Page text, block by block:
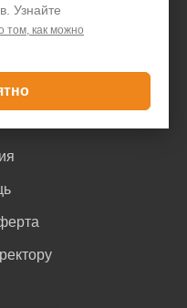
Узнайте
том, как можно